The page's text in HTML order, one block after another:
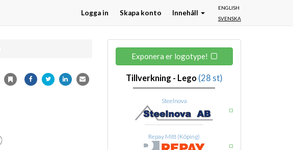
ENGLISH
SVENSKA
Logga in Skapa konto Innehåll
Exponera er logotype!
Tillverkning - Lego (28 st)
Steelnova
Repay Mitt (Köping)